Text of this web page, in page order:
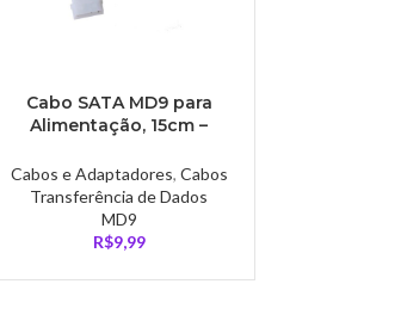
Cabo SATA MD9 para
Alimentação, 15cm –
Cabos e Adaptadores, Cabos
Transferência de Dados
MD9
R$9,99